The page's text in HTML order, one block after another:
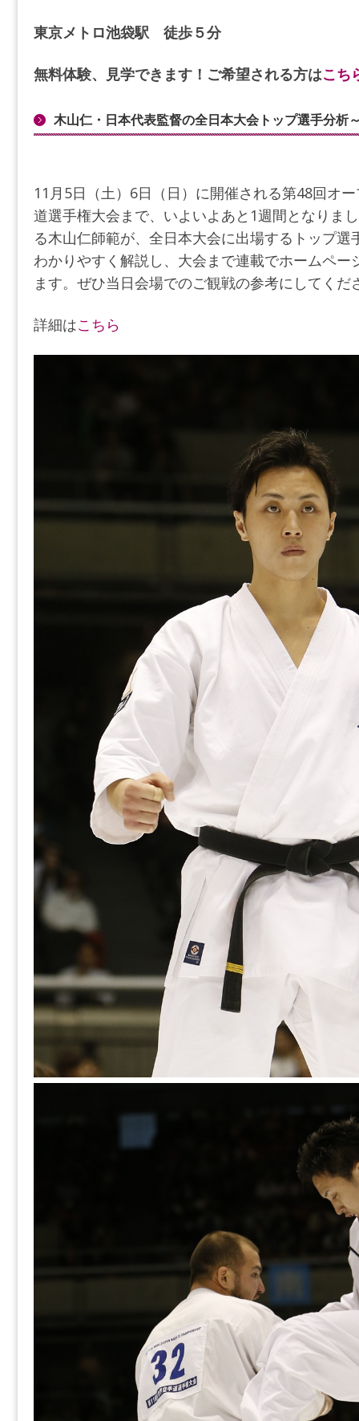
東京メトロ池袋駅 徒歩５分
無料体験、見学できます！ご希望される方はこち
木山仁・日本代表監督の全日本大会トップ選手分析
11月5日（土）6日（日）に開催される第48回オ
道選手権大会まで、いよいよあと1週間となりま
る木山仁師範が、全日本大会に出場するトップ
わかりやすく解説し、大会まで連載でホームペー
ます。ぜひ当日会場でのご観戦の参考にしてくだ
詳細はこちら